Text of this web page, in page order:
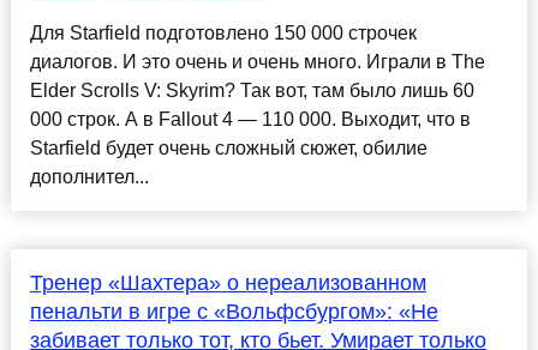
Для Starfield подготовлено 150 000 строчек
диалогов. И это очень и очень много. Играли в The
Elder Scrolls V: Skyrim? Так вот, там было лишь 60
000 строк. А в Fallout 4 — 110 000. Выходит, что в
Starfield будет очень сложный сюжет, обилие
дополнител...
Тренер «Шахтера» о нереализованном
пенальти в игре с «Вольфсбургом»: «Не
забивает только тот, кто бьет. Умирает только